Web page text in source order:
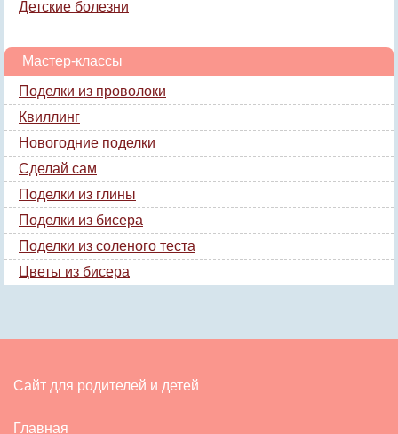
Детские болезни
Мастер-классы
Поделки из проволоки
Квиллинг
Новогодние поделки
Сделай сам
Поделки из глины
Поделки из бисера
Поделки из соленого теста
Цветы из бисера
Сайт для родителей и детей
Главная